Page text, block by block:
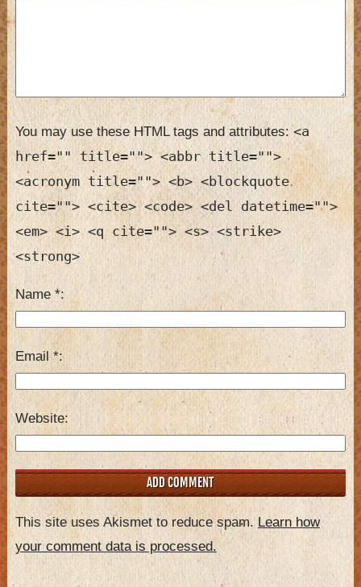
You may use these HTML tags and attributes:<a
href="" title=""> <abbr title="">
<acronym title=""> <b> <blockquote
cite=""> <cite> <code> <del datetime="">
<em> <i> <q cite=""> <s> <strike>
<strong>
Name *
Email *
Website
This site uses Akismet to reduce spam. Learn how
your comment data is processed.